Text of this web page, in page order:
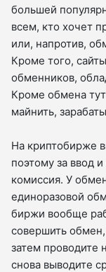
большей
всем, кто хочет
или, напротив,
Кроме того,
обменников,
Кроме обмена
майнить,
На криптобирже
поэтому за ввод
комиссия. У
единоразовой
биржи вообще
совершить
затем
снова выводите